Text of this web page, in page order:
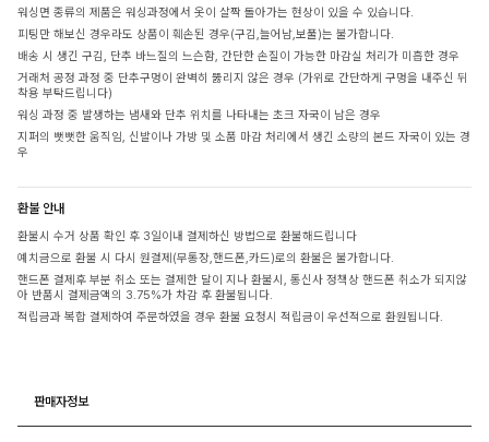
워싱면 종류의 제품은 워싱과정에서 옷이 살짝 돌아가는 현상이 있을 수 있습니다.
피팅만 해보신 경우라도 상품이 훼손된 경우(구김,늘어남,보풀)는 불가합니다.
배송 시 생긴 구김, 단추 바느질의 느슨함, 간단한 손질이 가능한 마감실 처리가 미흡한 경우
거래처 공정 과정 중 단추구멍이 완벽히 뚫리지 않은 경우 (가위로 간단하게 구멍을 내주신 뒤
착용 부탁드립니다)
워싱 과정 중 발생하는 냄새와 단추 위치를 나타내는 초크 자국이 남은 경우
지퍼의 뻣뻣한 움직임, 신발이나 가방 및 소품 마감 처리에서 생긴 소량의 본드 자국이 있는 경
우
환불 안내
환불시 수거 상품 확인 후 3일이내 결제하신 방법으로 환불해드립니다
예치금으로 환불 시 다시 원결제(무통장,핸드폰,카드)로의 환불은 불가합니다.
핸드폰 결제후 부분 취소 또는 결제한 달이 지나 환불시, 통신사 정책상 핸드폰 취소가 되지않
아 반품시 결제금액의 3.75%가 차감 후 환불됩니다.
적립금과 복합 결제하여 주문하였을 경우 환불 요청시 적립금이 우선적으로 환원됩니다.
판매자정보